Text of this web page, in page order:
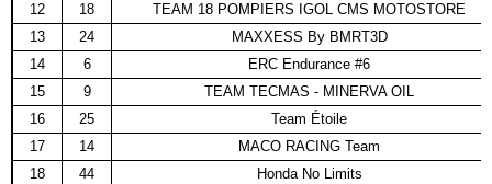
12
18
TEAM 18 POMPIERS IGOL CMS MOTOSTORE
13
24
MAXXESS By BMRT3D
14
6
ERC Endurance #6
15
9
TEAM TECMAS - MINERVA OIL
16
25
Team Étoile
17
14
MACO RACING Team
18
44
Honda No Limits